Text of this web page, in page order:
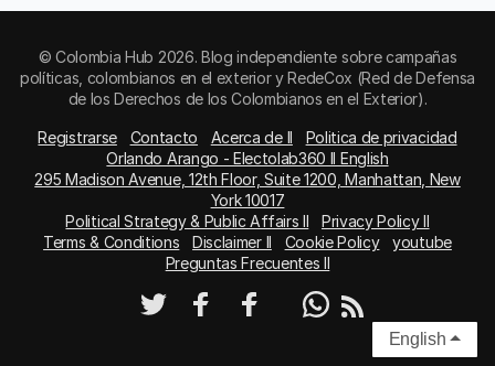
English
© Colombia Hub 2026. Blog independiente sobre campañas
políticas, colombianos en el exterior y RedeCox (Red de Defensa
de los Derechos de los Colombianos en el Exterior).
Registrarse Contacto Acerca de II
Politica de privacidad
Orlando Arango - Electolab360 II English
295 Madison Avenue, 12th Floor, Suite 1200, Manhattan, New
York 10017
Political Strategy & Public Affairs II
Privacy Policy II
Terms & Conditions
Disclaimer II Cookie Policy
youtube
Preguntas Frecuentes II